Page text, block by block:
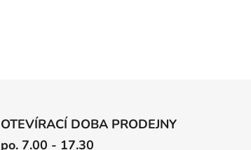
OTEVÍRACÍ DOBA PRODEJNY
po. 7.00 - 17.30